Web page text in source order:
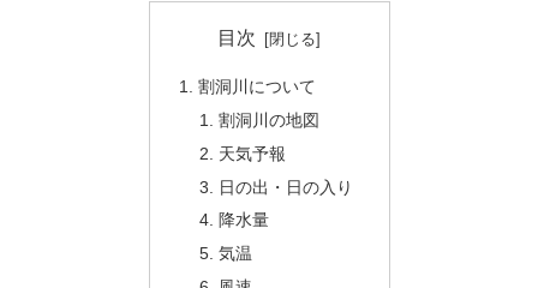
目次
割洞川について
割洞川の地図
天気予報
日の出・日の入り
降水量
気温